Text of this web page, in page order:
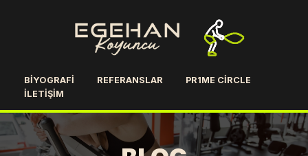
BIYOGRAFI REFERANSLAR
PR1ME CIRCLE
İLETIŞIM